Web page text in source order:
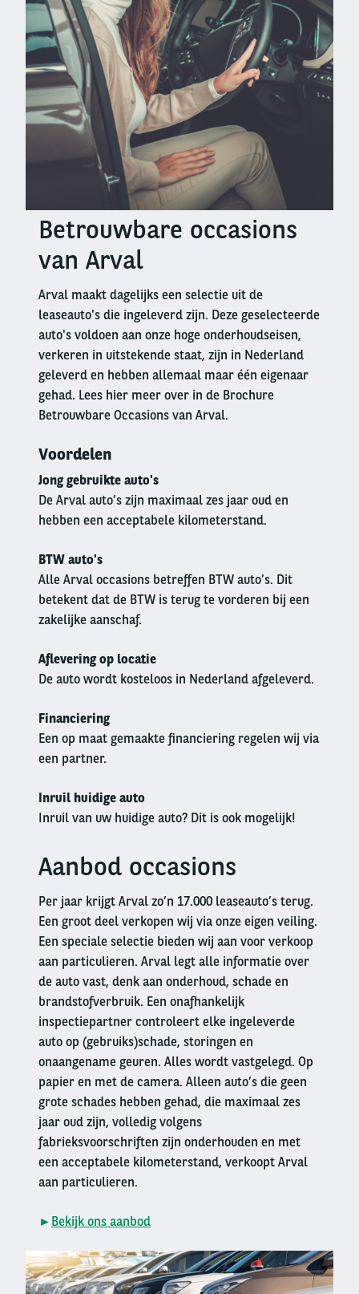
Right
columnBetrouwbare occasions
van Arval
Arval maakt dagelijks een selectie uit de
leaseauto's die ingeleverd zijn. Deze geselecteerde
auto's voldoen aan onze hoge onderhoudseisen,
verkeren in uitstekende staat, zijn in Nederland
geleverd en hebben allemaal maar één eigenaar
gehad. Lees hier meer over in de Brochure
Betrouwbare Occasions van Arval.
Voordelen
Jong gebruikte auto's
De Arval auto’s zijn maximaal zes jaar oud en
hebben een acceptabele kilometerstand.
BTW auto's
Alle Arval occasions betreffen BTW auto’s. Dit
betekent dat de BTW is terug te vorderen bij een
zakelijke aanschaf.
Aflevering op locatie
De auto wordt kosteloos in Nederland afgeleverd.
Financiering
Een op maat gemaakte financiering regelen wij via
een partner.
Inruil huidige auto
Inruil van uw huidige auto? Dit is ook mogelijk!
columnAanbod occasions
Per jaar krijgt Arval zo’n 17.000 leaseauto’s terug.
Een groot deel verkopen wij via onze eigen veiling.
Een speciale selectie bieden wij aan voor verkoop
aan particulieren. Arval legt alle informatie over
de auto vast, denk aan onderhoud, schade en
brandstofverbruik. Een onafhankelijk
inspectiepartner controleert elke ingeleverde
auto op (gebruiks)schade, storingen en
onaangename geuren. Alles wordt vastgelegd. Op
papier en met de camera. Alleen auto’s die geen
grote schades hebben gehad, die maximaal zes
jaar oud zijn, volledig volgens
fabrieksvoorschriften zijn onderhouden en met
een acceptabele kilometerstand, verkoopt Arval
aan particulieren.
► Bekijk ons aanbod
Right
column